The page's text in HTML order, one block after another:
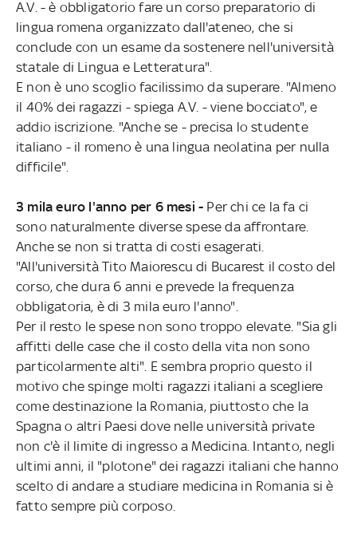
A.V. - è obbligatorio fare un corso preparatorio di
lingua romena organizzato dall'ateneo, che si
conclude con un esame da sostenere nell'università
statale di Lingua e Letteratura".
E non è uno scoglio facilissimo da superare. "Almeno
il 40% dei ragazzi - spiega A.V. - viene bocciato", e
addio iscrizione. "Anche se - precisa lo studente
italiano - il romeno è una lingua neolatina per nulla
difficile".
3 mila euro l'anno per 6 mesi - Per chi ce la fa ci
sono naturalmente diverse spese da affrontare.
Anche se non si tratta di costi esagerati.
"All'università Tito Maiorescu di Bucarest il costo del
corso, che dura 6 anni e prevede la frequenza
obbligatoria, è di 3 mila euro l'anno".
Per il resto le spese non sono troppo elevate. "Sia gli
affitti delle case che il costo della vita non sono
particolarmente alti". E sembra proprio questo il
motivo che spinge molti ragazzi italiani a scegliere
come destinazione la Romania, piuttosto che la
Spagna o altri Paesi dove nelle università private
non c'è il limite di ingresso a Medicina. Intanto, negli
ultimi anni, il "plotone" dei ragazzi italiani che hanno
scelto di andare a studiare medicina in Romania si è
fatto sempre più corposo.